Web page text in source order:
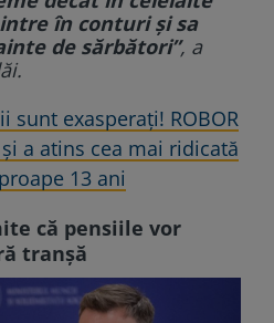
în conturi şi sa
de sărbători”, a
sunt exasperați! ROBOR
a atins cea mai ridicată
13 ani
că pensiile vor
tranșă